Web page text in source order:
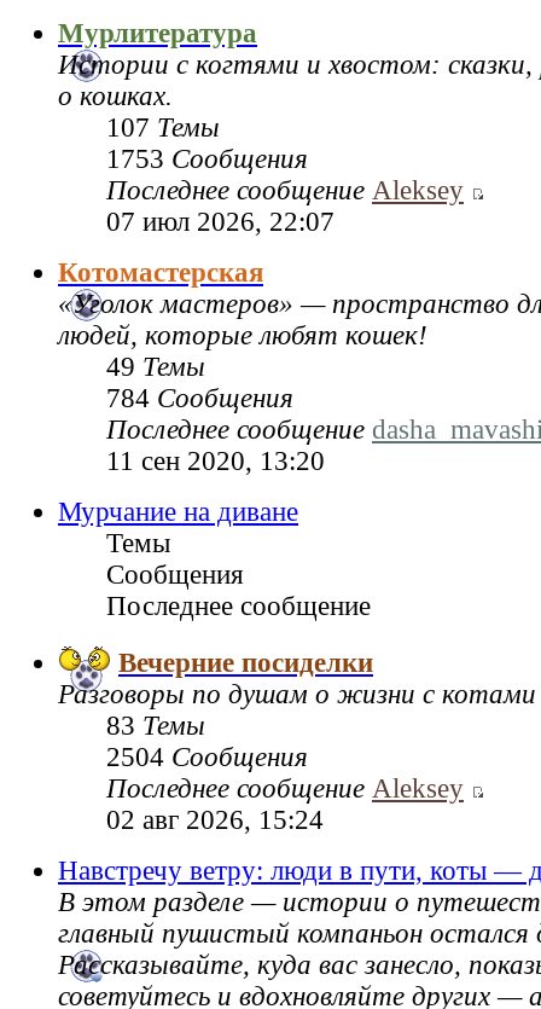
Мурлитература
Истории с когтями и хвостом: сказки,
о кошках.
107 Темы
1753 Сообщения
Последнее сообщение Aleksey
07 июл 2026, 22:07
Котомастерская
«Уголок мастеров» — пространство
людей, которые любят кошек!
49 Темы
784 Сообщения
Последнее сообщение
11 сен 2020, 13:20
Мурчание на диване
Темы
Сообщения
Последнее сообщение
Вечерние посиделки
Разговоры по душам о жизни с котами
83 Темы
2504 Сообщения
Последнее сообщение Aleksey
02 авг 2026, 15:24
Навстречу ветру: люди в пути, коты —
В этом разделе — истории о
главный пушистый компаньон остался
Рассказывайте, куда вас занесло,
советуйтесь и вдохновляйте других —